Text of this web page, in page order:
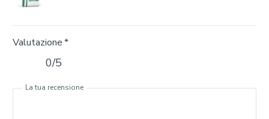
Valutazione*
0/5
La tua recensione